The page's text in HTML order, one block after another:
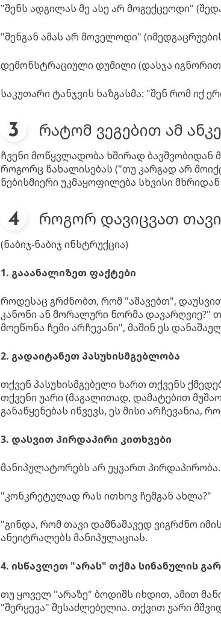
"შენს ადგილას მე ასე არ მოგექცეოდი"
"შენგან ამას არ მოველოდი"
დემონსტრაციული დუმილი (დასჯა
საკუთარი ტანჯვის ხაზგასმა: "შენ რომ იქ
რატომ ვეგებით ამ
ჩვენი მოწყვლადობა ხშირად ბავშვობიდან
როგორც წახალისებას ("თუ კარგად არ
ნებისმიერი უკმაყოფილება სხვისი
როგორ დავიცვათ
(ნაბიჯ-ნაბიჯ ინსტრუქცია)
1. გააანალიზეთ ფაქტები
როდესაც გრძნობთ, რომ "აშავებთ",
კანონი ან მორალური ნორმა დავარღვიე?"
მოეწონა ჩემი არჩევანი", მაშინ ეს
2. გადაიტანეთ პასუხისმგებლობა
თქვენ პასუხისმგებელი ხართ თქვენს
თქვენი უარი (მაგალითად, დამატებით
განაწყენებას იწვევს, ეს მისი არჩევანია,
3. დასვით პირდაპირი კითხვები
მანიპულატორებს არ უყვართ
"კონკრეტულად რას ითხოვ ჩემგან ახლა?"
"გინდა, რომ თავი დამნაშავედ ვიგრძნო
ანეიტრალებს მანიპულაციას.
4. ისწავლეთ "არას" თქმა სინანულის
თუ ყოველ "არაზე" ბოდიშს იხდით, ამით
"შერყევა" შესაძლებელია. თქვით უარი